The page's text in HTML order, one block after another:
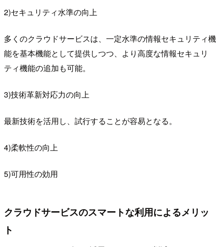
2)セキュリティ水準の向上
多くのクラウドサービスは、一定水準の情報セキュリティ機
能を基本機能として提供しつつ、より高度な情報セキュリ
ティ機能の追加も可能。
3)技術革新対応力の向上
最新技術を活用し、試行することが容易となる。
4)柔軟性の向上
5)可用性の効用
クラウドサービスのスマートな利用によるメリッ
ト